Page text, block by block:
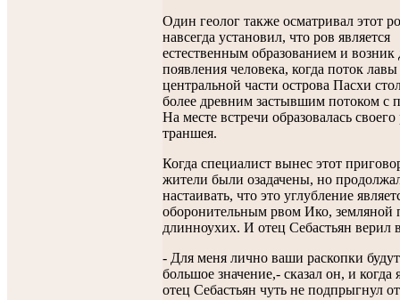
Один геолог также осматривал этот
навсегда установил, что ров является
естественным образованием и возник
появления человека, когда поток лавы
центральной части острова Пасхи
более древним застывшим потоком с
На месте встречи образовалась своего
траншея.
Когда специалист вынес этот
жители были озадачены, но
настаивать, что это углубление
оборонительным рвом Ико, земляной
длинноухих. И отец Себастьян верил
- Для меня лично ваши раскопки
большое значение,- сказал он, и когда
отец Себастьян чуть не подпрыгнул